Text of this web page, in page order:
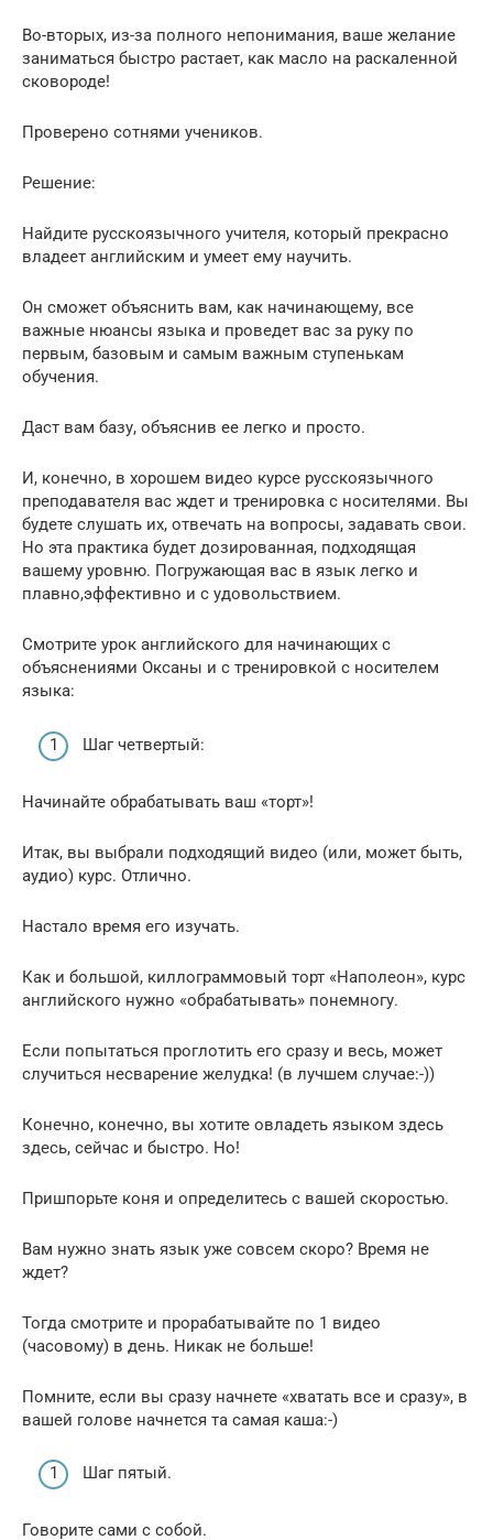
Во-вторых, из-за полного непонимания, ваше желание
заниматься быстро растает, как масло на раскаленной
сковороде!
Проверено сотнями учеников.
Решение:
Найдите русскоязычного учителя, который прекрасно
владеет английским и умеет ему научить.
Он сможет объяснить вам, как начинающему, все
важные нюансы языка и проведет вас за руку по
первым, базовым и самым важным ступенькам
обучения.
Даст вам базу, объяснив ее легко и просто.
И, конечно, в хорошем видео курсе русскоязычного
преподавателя вас ждет и тренировка с носителями. Вы
будете слушать их, отвечать на вопросы, задавать свои.
Но эта практика будет дозированная, подходящая
вашему уровню. Погружающая вас в язык легко и
плавно,эффективно и с удовольствием.
Смотрите урок английского для начинающих с
объяснениями Оксаны и с тренировкой с носителем
языка:
Шаг четвертый:
Начинайте обрабатывать ваш «торт»!
Итак, вы выбрали подходящий видео (или, может быть,
аудио) курс. Отлично.
Настало время его изучать.
Как и большой, киллограммовый торт «Наполеон», курс
английского нужно «обрабатывать» понемногу.
Если попытаться проглотить его сразу и весь, может
случиться несварение желудка! (в лучшем случае:-))
Конечно, конечно, вы хотите овладеть языком здесь
здесь, сейчас и быстро. Но!
Пришпорьте коня и определитесь с вашей скоростью.
Вам нужно знать язык уже совсем скоро? Время не
ждет?
Тогда смотрите и прорабатывайте по 1 видео
(часовому) в день. Никак не больше!
Помните, если вы сразу начнете «хватать все и сразу», в
вашей голове начнется та самая каша:-)
Шаг пятый.
Говорите сами с собой.